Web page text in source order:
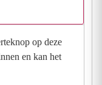
op deze
en kan het